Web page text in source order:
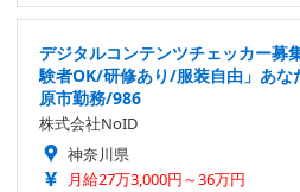
デジタルコンテンツチェッカー募
験者OK/研修あり/服装自由」あな
原市勤務/986
株式会社NoID
神奈川県
月給27万3,000円～36万円